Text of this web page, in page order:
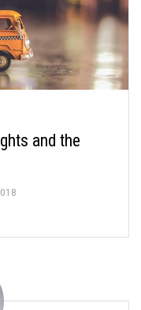
and the